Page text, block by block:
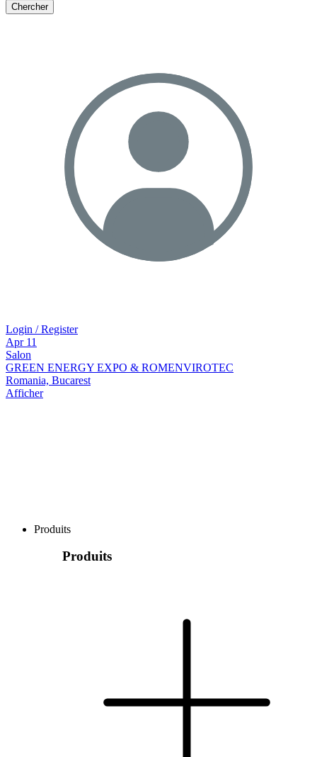
Chercher
Login / Register
Apr 11
Salon
GREEN ENERGY EXPO & ROMENVIROTEC
Romania, Bucarest
Afficher
Produits
Produits